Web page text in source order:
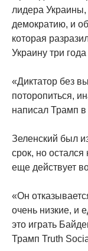
лидера
демократию, и
которая
Украину три
«Диктатор без
поторопиться,
написал Трамп в
Зеленский был
срок, но остался
еще действует
«Он
очень низкие, и
это играть
Трамп Truth